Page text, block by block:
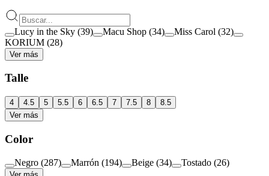
Lucy in the Sky (39) Macu Shop (34) Miss Carol (32)
KORIUM (28)
Ver más
Talle
4 4.5 5 5.5 6 6.5 7 7.5 8
8.5
Ver más
Color
Negro (287) Marrón (194) Beige (34) Tostado (26)